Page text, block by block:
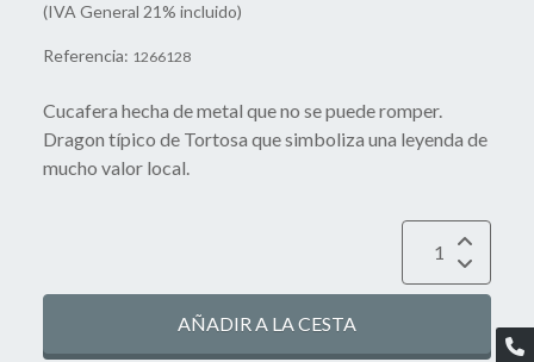
(IVA General 21% incluido)
Referencia: 1266128
Cucafera hecha de metal que no se puede romper.
Dragon típico de Tortosa que simboliza una leyenda de
mucho valor local.
AÑADIR A LA CESTA